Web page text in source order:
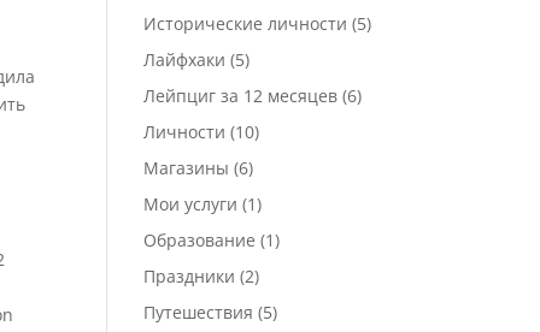
Исторические личности (5)
Лайфхаки (5)
Лейпциг за 12 месяцев (6)
Личности (10)
Магазины (6)
Мои услуги (1)
Образование (1)
Праздники (2)
Путешествия (5)